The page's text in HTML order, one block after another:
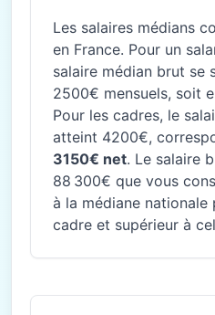
Les salaires médians
en France. Pour un
salaire médian brut se
2500€ mensuels, soit
Pour les cadres, le
atteint 4200€,
3150€ net. Le salaire
88 300€ que vous
à la médiane nationale
cadre et supérieur à